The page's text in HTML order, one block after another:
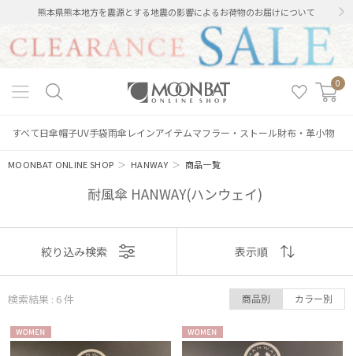
熊本県熊本地方を震源とする地震の影響によるお荷物のお届けについて
0
すべて日傘帽子UV手袋雨傘 レインアイテムマフラー・ストール財布・革小物
MOONBAT ONLINE SHOP ＞ HANWAY＞ 商品一覧
耐風傘 HANWAY(ハンウェイ)
絞り込み
表示
おすすめ
絞り込み検索 表示順
検索結果 : 6件 商品別 カラー別
WOME
WOME